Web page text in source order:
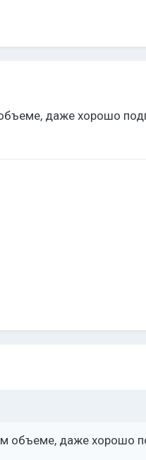
даже хорошо
объеме, даже хорошо